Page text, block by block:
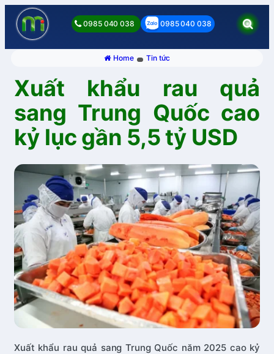
0985 040 038 0985 040 038
Home Tin tức
Xuất khẩu rau quả
sang Trung Quốc cao
kỷ lục gần 5,5 tỷ USD
Xuất khẩu rau quả sang Trung Quốc năm 2025 cao kỷ